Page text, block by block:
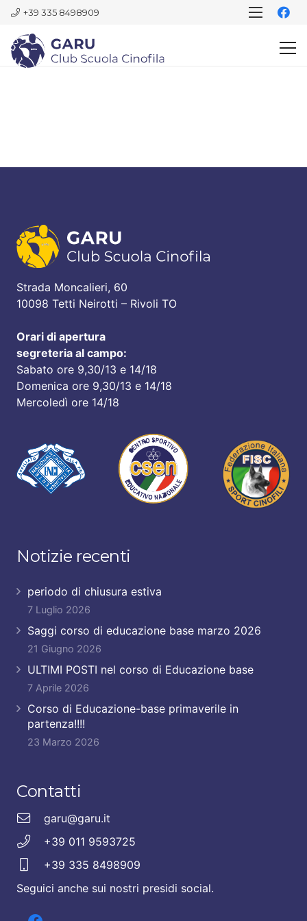
+39 335 8498909
Strada Moncalieri, 60
10098 Tetti Neirotti – Rivoli TO
Orari di apertura
segreteria al campo:
Sabato ore 9,30/13 e 14/18
Domenica ore 9,30/13 e 14/18
Mercoledì ore 14/18
Notizie recenti
periodo di chiusura estiva
7 Luglio 2026
Saggi corso di educazione base marzo 2026
21 Giugno 2026
ULTIMI POSTI nel corso di Educazione base
7 Aprile 2026
Corso di Educazione-base primaverile in
partenza!!!!
23 Marzo 2026
Contatti
garu@garu.it
+39 011 9593725
+39 335 8498909
Seguici anche sui nostri presidi social.